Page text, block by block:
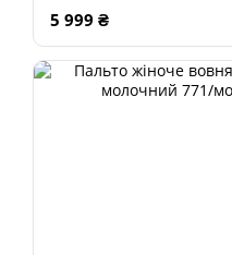
5 999 ₴